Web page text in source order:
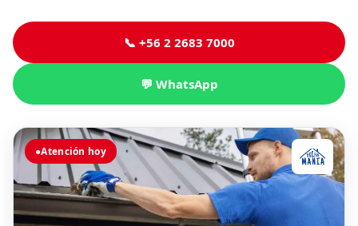
📞 +56 2 2683 7000
💬 WhatsApp
●Atención hoy